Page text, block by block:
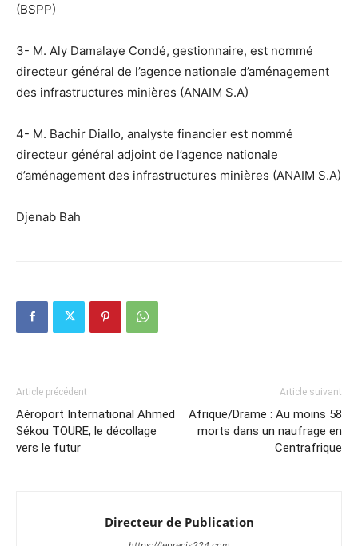
(BSPP)
3- M. Aly Damalaye Condé, gestionnaire, est nommé
directeur général de l’agence nationale d’aménagement
des infrastructures minières (ANAIM S.A)
4- M. Bachir Diallo, analyste financier est nommé
directeur général adjoint de l’agence nationale
d’aménagement des infrastructures minières (ANAIM S.A)
Djenab Bah
Article précédent
Aéroport International Ahmed
Sékou TOURE, le décollage
vers le futur
Article suivant
Afrique/Drame : Au moins 58
morts dans un naufrage en
Centrafrique
Directeur de Publication